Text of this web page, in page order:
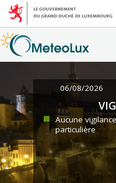
06/08/2026
Aucune vigilance
particulière